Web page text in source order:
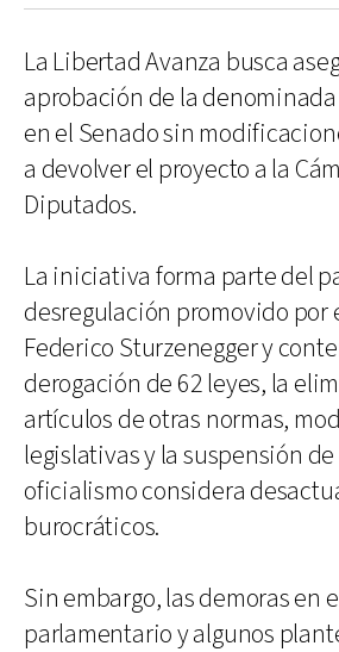
La Libertad Avanza busca
aprobación de la
en el Senado sin
a devolver el proyecto a la
Diputados.
La iniciativa forma parte del
desregulación promovido por
Federico Sturzenegger y
derogación de 62 leyes, la
artículos de otras normas,
legislativas y la suspensión
oficialismo considera
burocráticos.
Sin embargo, las demoras en
parlamentario y algunos